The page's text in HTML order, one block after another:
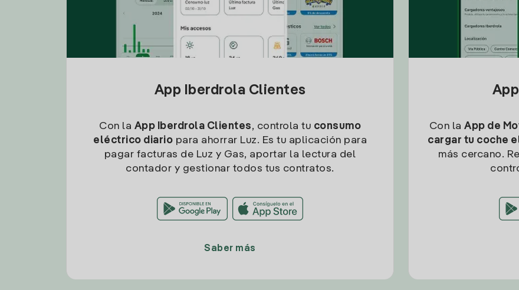
App Iberdrola Clientes
Con la App Iberdrola Clientes, controla tu consumo
eléctrico diario para ahorrar Luz. Es tu aplicación para
pagar facturas de Luz y Gas, aportar la lectura del
contador y gestionar todos tus contratos.
Saber más
Con la App de
cargar tu coche
más cercano.